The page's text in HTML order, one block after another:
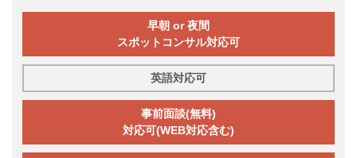
早朝 or 夜間
スポットコンサル対応可
英語対応可
事前面談(無料)
対応可(WEB対応含む)